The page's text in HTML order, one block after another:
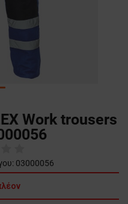
Work trousers
03000056